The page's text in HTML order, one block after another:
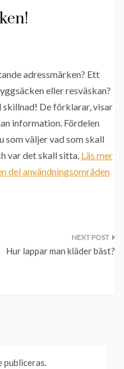
adressmärken? Ett
eller resväskan?
skillnad! De förklarar, visar
information. Fördelen
som väljer vad som skall
var det skall sitta. Läs mer
del användningsområden
Hur lappar man kläder bäst?
publiceras.